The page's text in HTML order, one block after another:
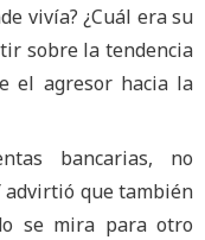
vivía? ¿Cuál era su
sobre la tendencia
el agresor hacia la
bancarias, no
advirtió que también
se mira para otro